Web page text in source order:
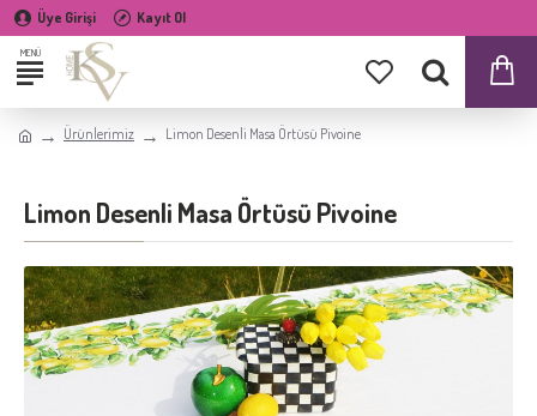
Üye Girişi Kayıt Ol
Ürünlerimiz Limon Desenli Masa Örtüsü Pivoine
Limon Desenli Masa Örtüsü Pivoine